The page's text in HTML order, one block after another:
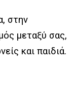
στην
μεταξύ σας,
και παιδιά.